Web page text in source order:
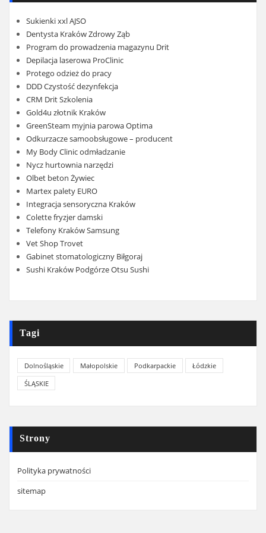
Sukienki xxl AJSO
Dentysta Kraków Zdrowy Ząb
Program do prowadzenia magazynu Drit
Depilacja laserowa ProClinic
Protego odzież do pracy
DDD Czystość dezynfekcja
CRM Drit Szkolenia
Gold4u złotnik Kraków
GreenSteam myjnia parowa Optima
Odkurzacze samoobsługowe – producent
My Body Clinic odmładzanie
Nycz hurtownia narzędzi
Olbet beton Żywiec
Martex palety EURO
Integracja sensoryczna Kraków
Colette fryzjer damski
Telefony Kraków Samsung
Vet Shop Trovet
Gabinet stomatologiczny Biłgoraj
Sushi Kraków Podgórze Otsu Sushi
Tagi
Dolnośląskie Małopolskie Podkarpackie
Łódzkie
ŚLĄSKIE
Strony
Polityka prywatności
sitemap